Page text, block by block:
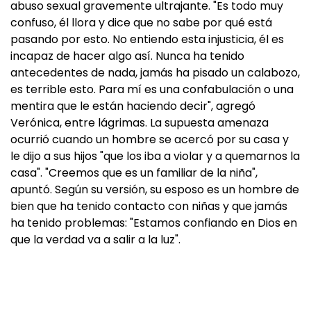
abuso sexual gravemente ultrajante. "Es todo muy
confuso, él llora y dice que no sabe por qué está
pasando por esto. No entiendo esta injusticia, él es
incapaz de hacer algo así. Nunca ha tenido
antecedentes de nada, jamás ha pisado un calabozo,
es terrible esto. Para mí es una confabulación o una
mentira que le están haciendo decir", agregó
Verónica, entre lágrimas. La supuesta amenaza
ocurrió cuando un hombre se acercó por su casa y
le dijo a sus hijos "que los iba a violar y a quemarnos la
casa". "Creemos que es un familiar de la niña",
apuntó. Según su versión, su esposo es un hombre de
bien que ha tenido contacto con niñas y que jamás
ha tenido problemas: "Estamos confiando en Dios en
que la verdad va a salir a la luz".